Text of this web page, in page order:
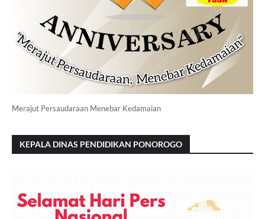
Merajut Persaudaraan Menebar Kedamaian
KEPALA DINAS PENDIDIKAN PONOROGO